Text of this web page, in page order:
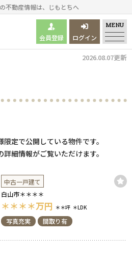
不動産情報は、じもとちへ
2026.08.07更新
会員登録 ログイン
MENU
定で公開している物件です。
細情報がご覧いただけます。
中古一戸建て
白山市＊＊＊＊
＊＊＊＊万円 ＊＊坪 ＊LDK
写真充実 間取り有